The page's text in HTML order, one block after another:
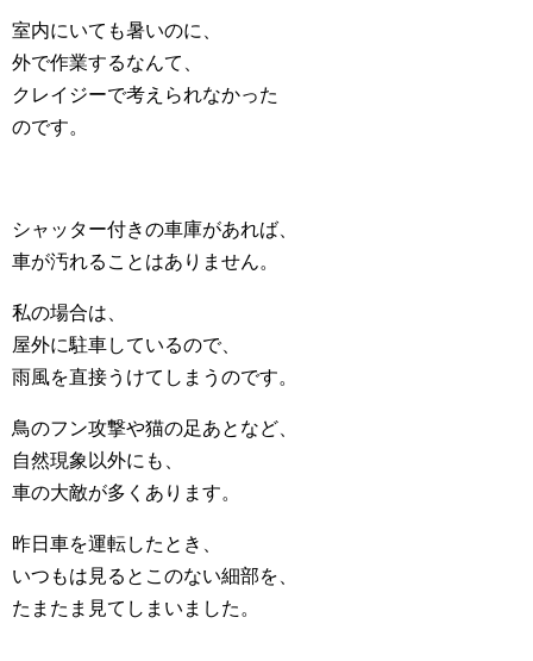
室内にいても暑いのに、
外で作業するなんて、
クレイジーで考えられなかった
のです。
シャッター付きの車庫があれば、
車が汚れることはありません。
私の場合は、
屋外に駐車しているので、
雨風を直接うけてしまうのです。
鳥のフン攻撃や猫の足あとなど、
自然現象以外にも、
車の大敵が多くあります。
昨日車を運転したとき、
いつもは見るとこのない細部を、
たまたま見てしまいました。